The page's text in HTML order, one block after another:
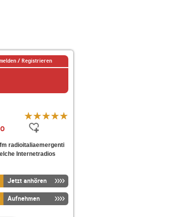
/ Registrieren
radioitaliaemergenti
Internetradios
Jetzt anhören
Aufnehmen